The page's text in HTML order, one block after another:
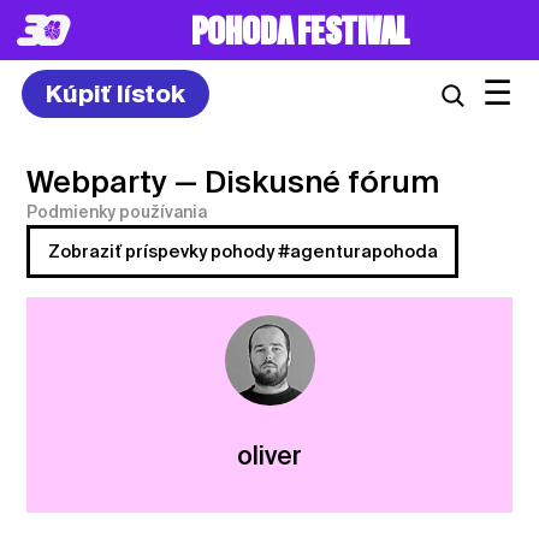
POHODA FESTIVAL
Kúpiť lístok ☰
Webparty — Diskusné fórum
Podmienky používania
Zobraziť príspevky pohody #agenturapohoda
oliver